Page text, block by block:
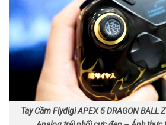
Tay Cầm Flydigi APEX 5 DRAGON BALL